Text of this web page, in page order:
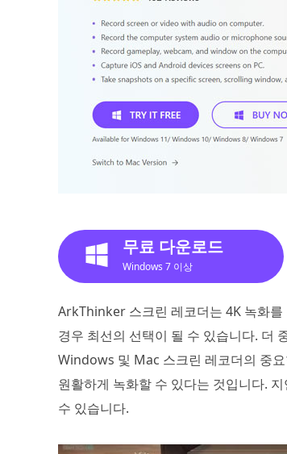
무료 다운로드
Windows 7 이상
ArkThinker 스크린 레코더는 4K 녹화
경우 최선의 선택이 될 수 있습니다. 더
Windows 및 Mac 스크린 레코더의 중
원활하게 녹화할 수 있다는 것입니다.
수 있습니다.